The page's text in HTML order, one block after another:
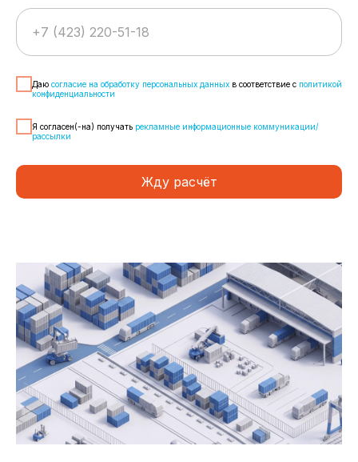
+7 (423) 220-51-18
Даю согласие на обработку персональных данных в соответствие с политикой
конфиденциальности
Я согласен(-на) получать рекламные информационные коммуникации/
рассылки
Жду расчёт